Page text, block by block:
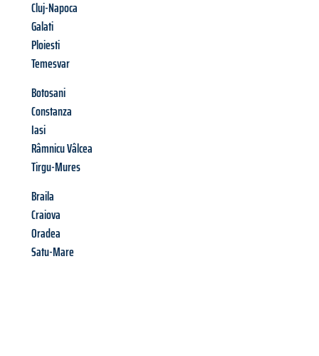
Cluj-Napoca
Galati
Ploiesti
Temesvar
Botosani
Constanza
Iasi
Râmnicu Vâlcea
Tirgu-Mures
Braila
Craiova
Oradea
Satu-Mare